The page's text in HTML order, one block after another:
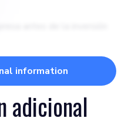
information
adicional